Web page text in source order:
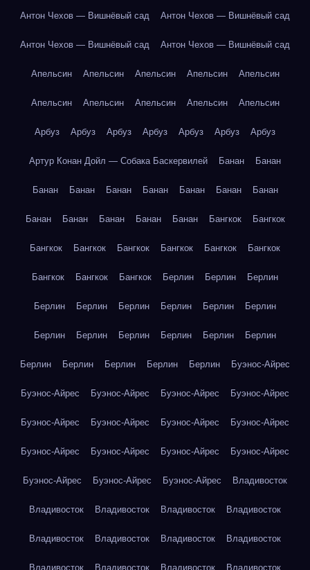
Антон Чехов — Вишнёвый сад Антон Чехов — Вишнёвый сад
Антон Чехов — Вишнёвый сад Антон Чехов — Вишнёвый сад
Апельсин Апельсин Апельсин Апельсин Апельсин
Апельсин Апельсин Апельсин Апельсин Апельсин
Арбуз Арбуз Арбуз Арбуз Арбуз Арбуз Арбуз
Артур Конан Дойл — Собака Баскервилей Банан Банан
Банан Банан Банан Банан Банан Банан Банан
Банан Банан Банан Банан Банан Бангкок Бангкок
Бангкок Бангкок Бангкок Бангкок Бангкок Бангкок
Бангкок Бангкок Бангкок Берлин Берлин Берлин
Берлин Берлин Берлин Берлин Берлин Берлин
Берлин Берлин Берлин Берлин Берлин Берлин
Берлин Берлин Берлин Берлин Берлин Буэнос-Айрес
Буэнос-Айрес Буэнос-Айрес Буэнос-Айрес Буэнос-Айрес
Буэнос-Айрес Буэнос-Айрес Буэнос-Айрес Буэнос-Айрес
Буэнос-Айрес Буэнос-Айрес Буэнос-Айрес Буэнос-Айрес
Буэнос-Айрес Буэнос-Айрес Буэнос-Айрес Владивосток
Владивосток Владивосток Владивосток Владивосток
Владивосток Владивосток Владивосток Владивосток
Владивосток Владивосток Владивосток Владивосток